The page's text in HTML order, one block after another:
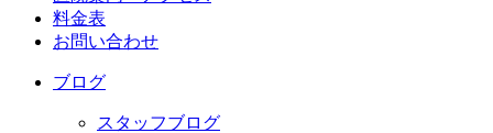
料金表
お問い合わせ
ブログ
スタッフブログ